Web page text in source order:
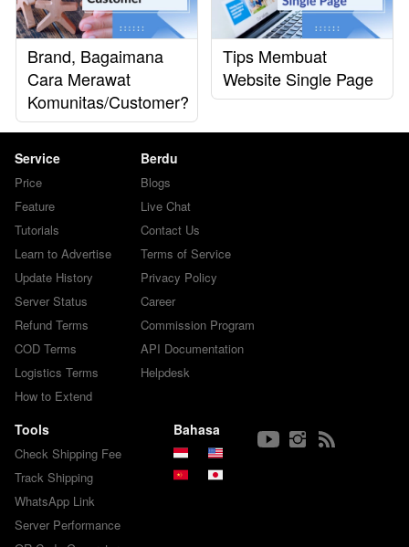
Brand, Bagaimana
Cara Merawat
Komunitas/Customer?
Tips Membuat
Website Single Page
Service
Price
Feature
Tutorials
Learn to Advertise
Update History
Server Status
Refund Terms
COD Terms
Logistics Terms
How to Extend
Berdu
Blogs
Live Chat
Contact Us
Terms of Service
Privacy Policy
Career
Commission Program
API Documentation
Helpdesk
Tools
Check Shipping Fee
Track Shipping
WhatsApp Link
Server Performance
Bahasa